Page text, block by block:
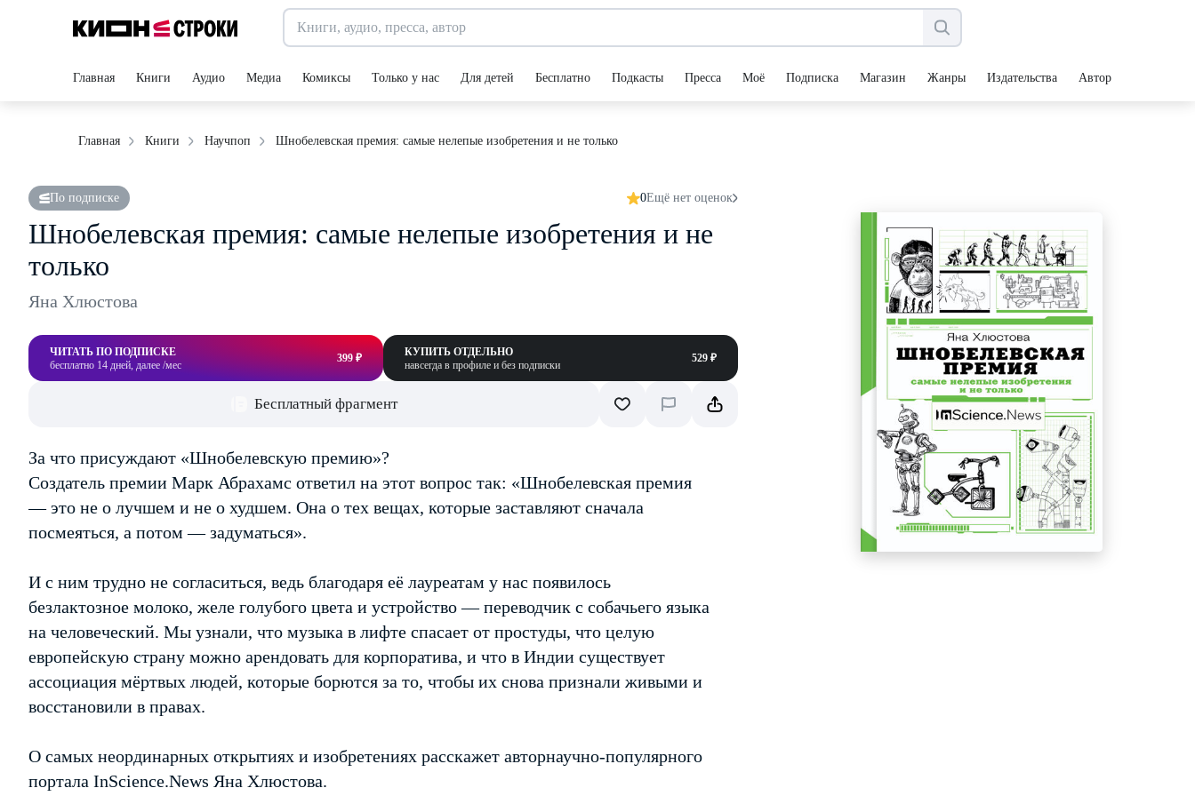
Главная Книги Аудио Медиа Комиксы Только у нас Для детей Бесплатно Подкасты Пресса Моё Подписка Магазин Жанры Издательства Авторы
Главная Книги Научпоп Шнобелевская премия: самые нелепые изобретения и не только
По подписке 0Ещё нет оценок
Шнобелевская премия: самые нелепые изобретения и не
только
Яна Хлюстова
ЧИТАТЬ ПО ПОДПИСКЕ
бесплатно 14 дней, далее /мес
399 ₽
КУПИТЬ ОТДЕЛЬНО
навсегда в профиле и без подписки
529 ₽
Бесплатный фрагмент
За что присуждают «Шнобелевскую премию»?
Создатель премии Марк Абрахамс ответил на этот вопрос так: «Шнобелевская премия
— это не о лучшем и не о худшем. Она о тех вещах, которые заставляют сначала
посмеяться, а потом — задуматься».
И с ним трудно не согласиться, ведь благодаря её лауреатам у нас появилось
безлактозное молоко, желе голубого цвета и устройство — переводчик с собачьего языка
на человеческий. Мы узнали, что музыка в лифте спасает от простуды, что целую
европейскую страну можно арендовать для корпоратива, и что в Индии существует
ассоциация мёртвых людей, которые борются за то, чтобы их снова признали живыми и
восстановили в правах.
О самых неординарных открытиях и изобретениях расскажет авторнаучно-популярного
портала InScience.News Яна Хлюстова.